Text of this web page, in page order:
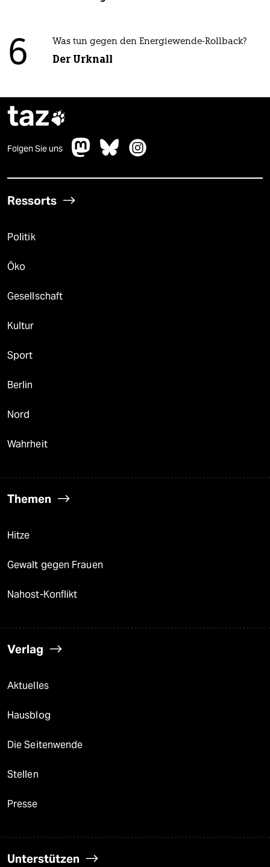
6 Was tun gegen den Energiewende-Rollback?
Der Urknall
taz
Folgen Sie uns
Ressorts
Politik
Öko
Gesellschaft
Kultur
Sport
Berlin
Nord
Wahrheit
Themen
Hitze
Gewalt gegen Frauen
Nahost-Konflikt
Verlag
Aktuelles
Hausblog
Die Seitenwende
Stellen
Presse
Unterstützen